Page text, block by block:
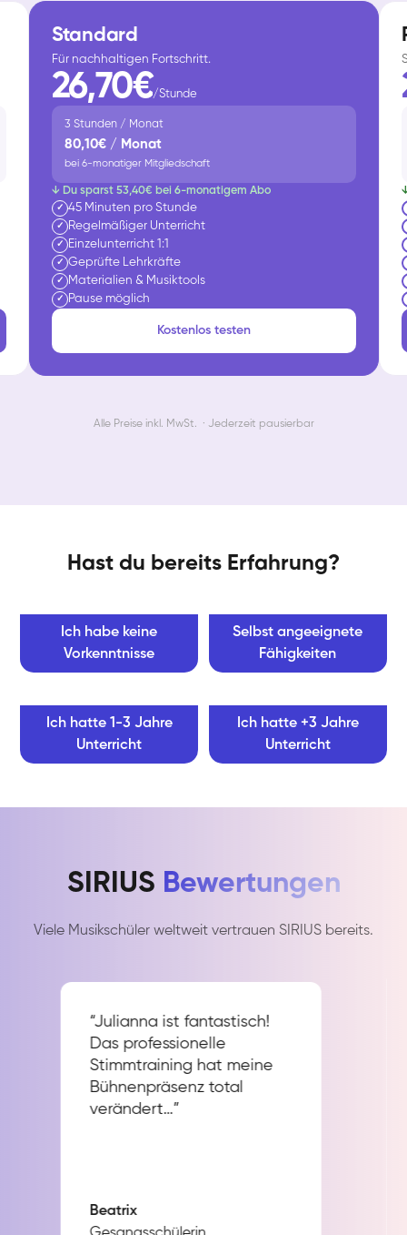
Standard
Für nachhaltigen Fortschritt.
26,70€/Stunde
3 Stunden / Monat
80,10€ / Monat
bei 6-monatiger Mitgliedschaft
↓ Du sparst 53,40€ bei 6-monatigem Abo
✓ 45 Minuten pro Stunde
✓ Regelmäßiger Unterricht
✓ Einzelunterricht 1:1
✓ Geprüfte Lehrkräfte
✓ Materialien & Musiktools
✓ Pause möglich
Kostenlos testen
Alle Preise inkl. MwSt. · Jederzeit pausierbar
Hast du bereits Erfahrung?
Ich habe keine
Vorkenntnisse
Selbst angeeignete
Fähigkeiten
Ich hatte 1-3 Jahre
Unterricht
Ich hatte +3 Jahre
Unterricht
SIRIUS Bewertungen
Viele Musikschüler weltweit vertrauen SIRIUS bereits.
“Julianna ist fantastisch!
Das professionelle
Stimmtraining hat meine
Bühnenpräsenz total
verändert…”
Beatrix